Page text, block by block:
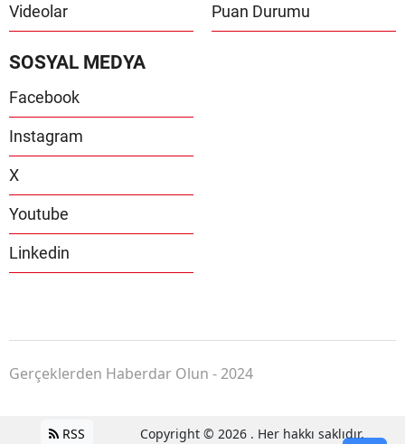
Videolar Puan Durumu
SOSYAL MEDYA
Facebook
Instagram
X
Youtube
Linkedin
Gerçeklerden Haberdar Olun - 2024
RSS Copyright © 2026 . Her hakkı saklıdır.